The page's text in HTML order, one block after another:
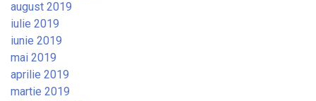
august 2019
iulie 2019
iunie 2019
mai 2019
aprilie 2019
martie 2019